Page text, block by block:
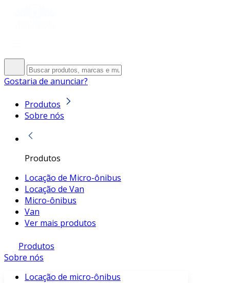
Gostaria de anunciar?
Produtos
Sobre nós
Produtos
Locação de Micro-ônibus
Locação de Van
Micro-ônibus
Van
Ver mais produtos
Produtos
Sobre nós
Locação de micro-ônibus